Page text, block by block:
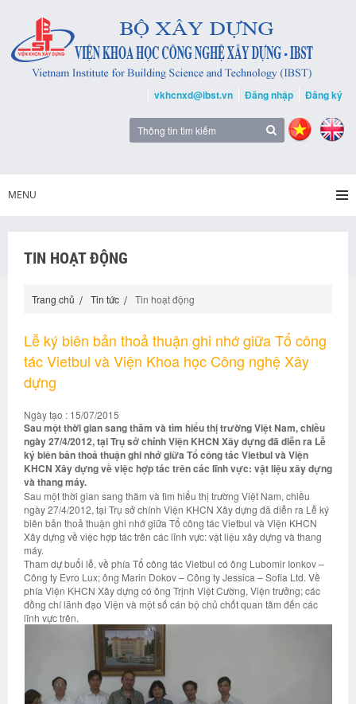
vkhcnxd@ibst.vn Đăng nhập Đăng ký
MENU
TIN HOẠT ĐỘNG
Trang chủ Tin tức Tin hoạt động
Lễ ký biên bản thoả thuận ghi nhớ giữa Tổ công
tác Vietbul và Viện Khoa học Công nghệ Xây
dựng
Ngày tạo : 15/07/2015
Sau một thời gian sang thăm và tìm hiểu thị trường Việt Nam, chiều
ngày 27/4/2012, tại Trụ sở chính Viện KHCN Xây dựng đã diễn ra Lễ
ký biên bản thoả thuận ghi nhớ giữa Tổ công tác Vietbul và Viện
KHCN Xây dựng về việc hợp tác trên các lĩnh vực: vật liệu xây dựng
và thang máy.
Sau một thời gian sang thăm và tìm hiểu thị trường Việt Nam, chiều
ngày 27/4/2012, tại Trụ sở chính Viện KHCN Xây dựng đã diễn ra Lễ ký
biên bản thoả thuận ghi nhớ giữa Tổ công tác Vietbul và Viện KHCN
Xây dựng về việc hợp tác trên các lĩnh vực: vật liệu xây dựng và thang
máy.
Tham dự buổi lễ, về phía Tổ công tác Vietbul có ông Lubomir Ionkov –
Công ty Evro Lux; ông Marin Dokov – Công ty Jessica – Sofia Ltd. Về
phía Viện KHCN Xây dựng có ông Trịnh Việt Cường, Viện trưởng; các
đồng chí lãnh đạo Viện và một số cán bộ chủ chốt quan tâm đến các
lĩnh vực trên.